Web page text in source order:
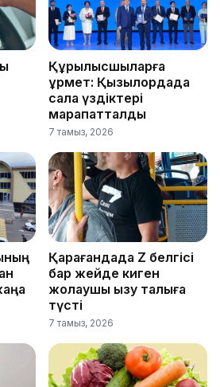
Құрылысшыларға
құрмет: Қызылордада
сала үздіктері
марапатталды
7 тамыз, 2026
Қарағандада Z белгісі
бар жейде киген
жолаушы қызу талқыға
түсті
7 тамыз, 2026